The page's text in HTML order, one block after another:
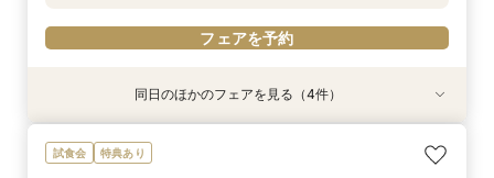
フェアを予約
特典あり
【非日常空間へようこそ♪】豪華フレンチ試食×ラ
ンチクルーズ体験×プラン特別特典付き相談会
特典あり
ここしかない★【船上で楽しむウェディングパー
ティー】豪華フレンチ試食×サンセットクルージ
【少人数での結婚式にオススメ！】じっくりご見
学×アットホームパーティー相談フェア
【オンライン相談会】お手軽３Dウォークでご見
学♪運命の会場がここに・・★
同日のほかのフェアを見る（4件）
試食会 特典あり